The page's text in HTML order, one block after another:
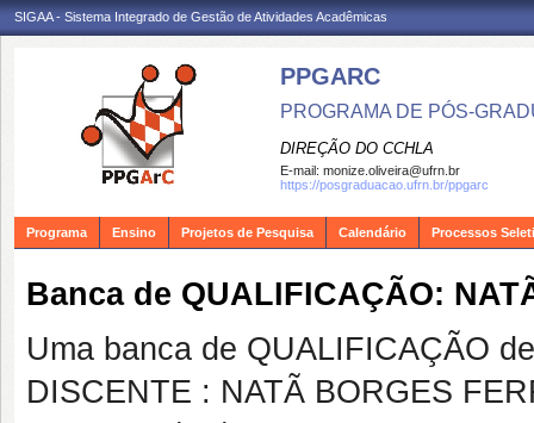
SIGAA - Sistema Integrado de Gestão de Atividades Acadêmicas
PPGARC
PROGRAMA DE PÓS-
DIREÇÃO DO CCHLA
E-mail: monize.oliveira@ufrn.br
https://posgraduacao.ufrn.br/ppgarc
Programa Ensino Projetos de Pesquisa Calendário Processos
Banca de QUALIFICAÇÃO:
Uma banca de QUALIFICAÇÃO
DISCENTE : NATÃ BORGES